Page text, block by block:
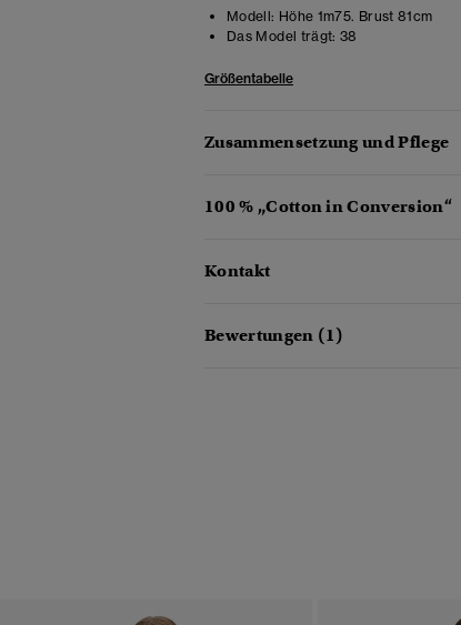
Modell: Höhe 1m75. Brust 81cm
Das Model trägt: 38
Größentabelle
Zusammensetzung und Pflege
100 % „Cotton in Conversion“
Kontakt
Bewertungen (1)